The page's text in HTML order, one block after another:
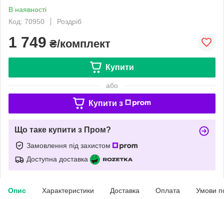
В наявності
Код: 70950
Роздріб
1 749 ₴/комплект
Купити
або
Купити з
Що таке купити з Пром?
Замовлення під захистом
Доступна доставка
Опис Характеристики Доставка Оплата Умови